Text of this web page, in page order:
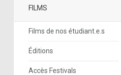
FILMS
Films de nos étudiant.e.s
Éditions
Accès Festivals